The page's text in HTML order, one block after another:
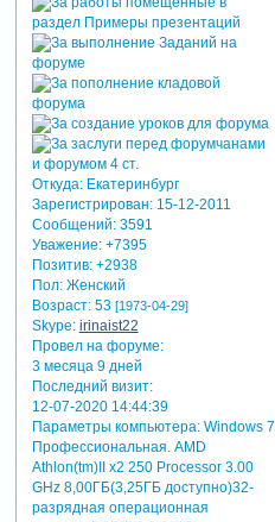
Откуда:Екатеринбург
Зарегистрирован: 15-12-2011
Сообщений:3591
Уважение: +7395
Позитив: +2938
Пол:Женский
Возраст:53 [1973-04-29]
Skype: irinaist22
Провел на форуме:
3 месяца 9 дней
Последний визит:
12-07-2020 14:44:39
Параметры компьютера:Windows 7
Профессиональная. AMD
Athlon(tm)II x2 250 Processor 3.00
GHz 8,00ГБ(3,25ГБ доступно)32-
разрядная операционная